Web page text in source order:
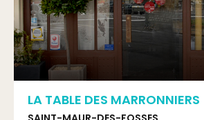
LA TABLE DES MARRONNIERS